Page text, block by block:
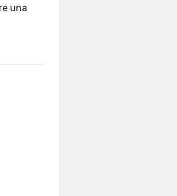
una